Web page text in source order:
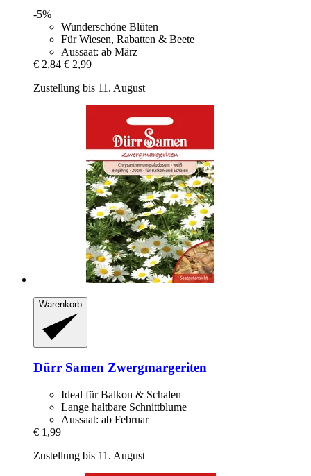
-5%
Wunderschöne Blüten
Für Wiesen, Rabatten & Beete
Aussaat: ab März
€ 2,84 € 2,99
Zustellung bis 11. August
Warenkorb
Dürr Samen Zwergmargeriten
Ideal für Balkon & Schalen
Lange haltbare Schnittblume
Aussaat: ab Februar
€ 1,99
Zustellung bis 11. August